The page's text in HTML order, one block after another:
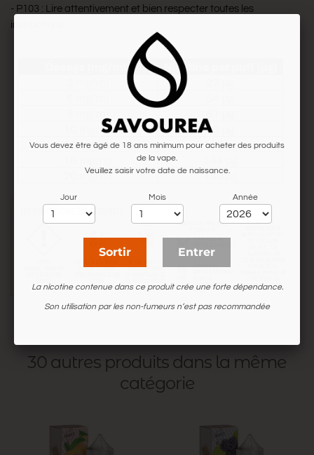
- P103 : Lire attentivement et bien respecter toutes les
instructions.
30 autres produits dans la même
catégorie
Vous devez être âgé de 18 ans minimum pour acheter des produits
de la vape.
Veuillez saisir votre date de naissance.
Jour Mois Année
Sortir Entrer
La nicotine contenue dans ce produit crée une forte dépendance.
Son utilisation par les non-fumeurs n’est pas recommandée